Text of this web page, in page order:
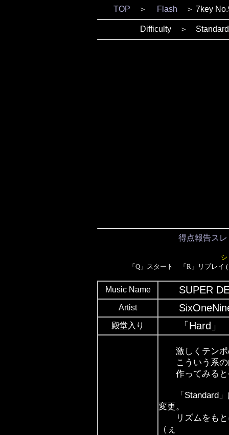
TOP ＞ Flash ＞ 7key
Difficulty ＞
得点報告スレ
「Q」スタート 「R」リプレ
Music Name SUPER
Artist
殿堂入り 「Hard」
激しくテンポ
こういう系の
作ってみると
「Standard」
変更。
リズムをもと
（ぇ